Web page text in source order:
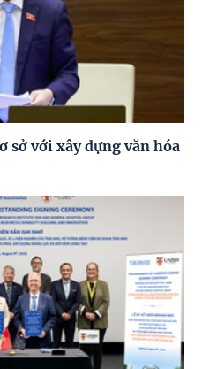
sở với xây dựng văn hóa